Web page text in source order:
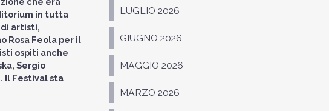
in tutta
artisti,
Rosa Feola per il
ospiti anche
Sergio
Il Festival sta
LUGLIO 2026
GIUGNO 2026
MAGGIO 2026
MARZO 2026